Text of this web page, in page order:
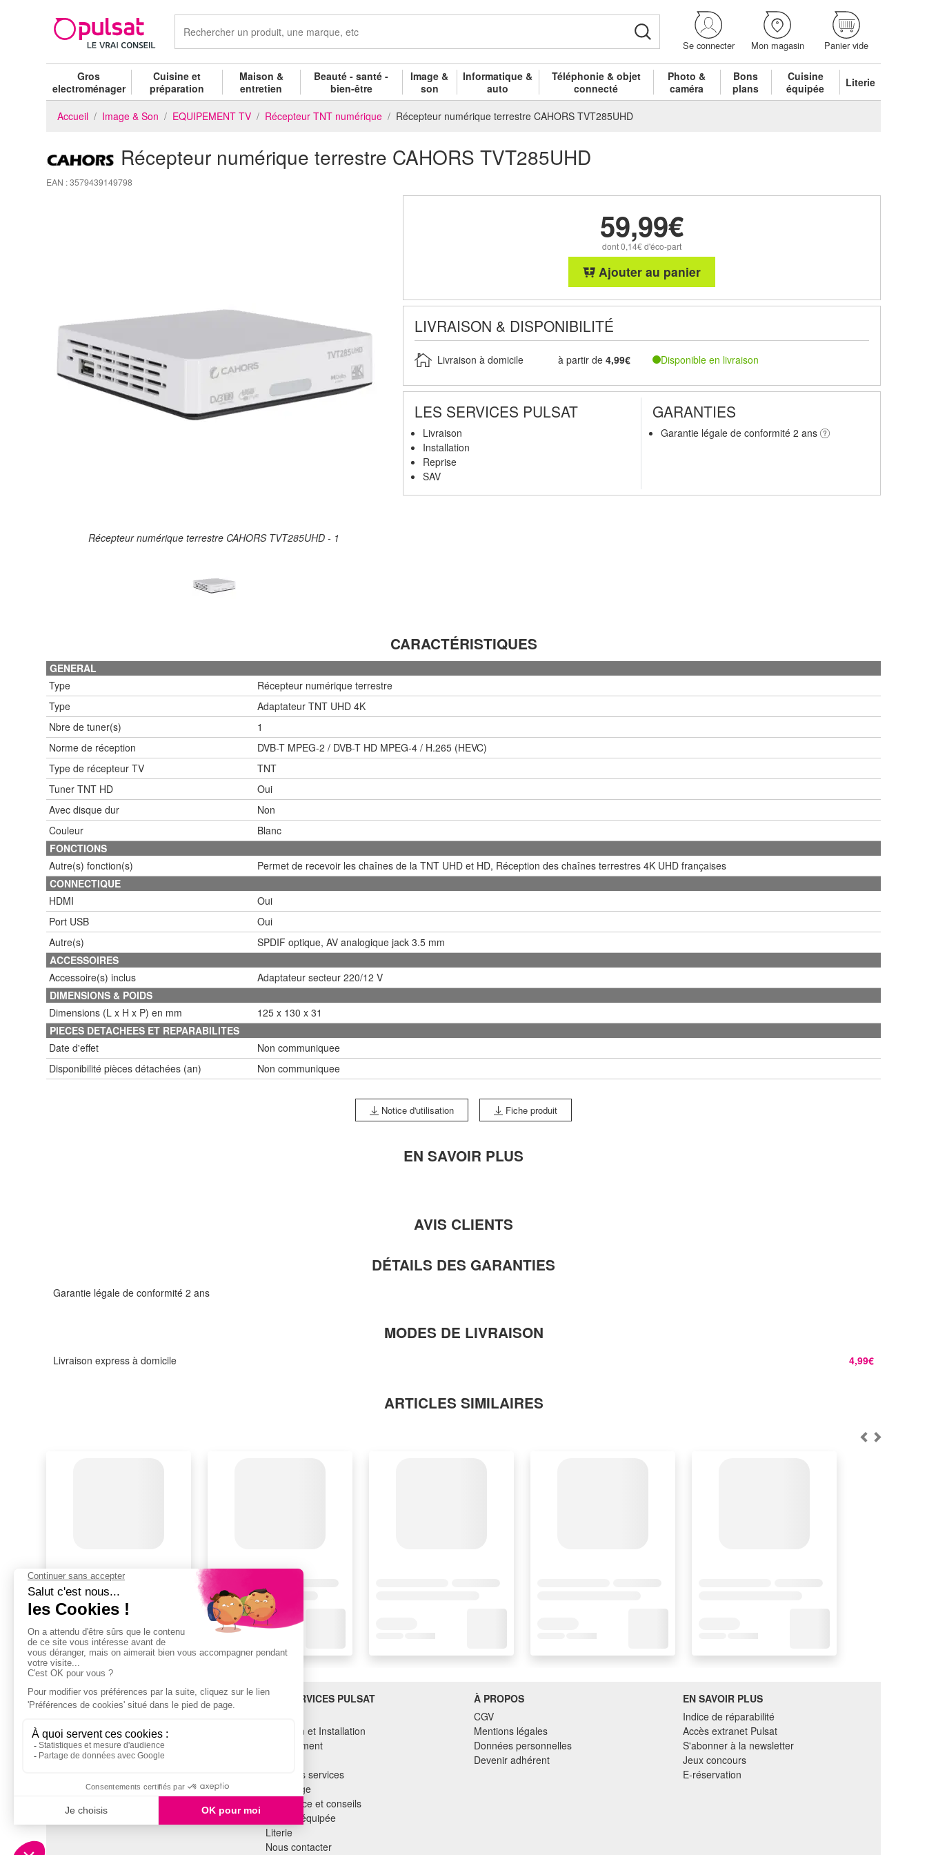
Se connecter Mon magasin Panier vide
Gros
electroménager
Cuisine et
préparation
Maison &
entretien
Beauté - santé -
bien-être
Image &
son
Informatique &
auto
Téléphonie & objet
connecté
Photo &
caméra
Bons
plans
Cuisine
équipée
Literie
Accueil Image & Son EQUIPEMENT TV Récepteur TNT numérique Récepteur numérique terrestre CAHORS TVT285UHD
Récepteur numérique terrestre CAHORS TVT285UHD
EAN : 3579439149798
Récepteur numérique terrestre CAHORS TVT285UHD - 1
59,99€
dont 0,14€ d'éco-part
Ajouter au panier
LIVRAISON & DISPONIBILITÉ
Livraison à domicile à partir de4,99€ Disponible en livraison
LES SERVICES PULSAT
Livraison
Installation
Reprise
SAV
GARANTIES
Garantie légale de conformité 2 ans
CARACTÉRISTIQUES
GENERAL
Type
Récepteur numérique terrestre
Type
Adaptateur TNT UHD 4K
Nbre de tuner(s)
1
Norme de réception
DVB-T MPEG-2 / DVB-T HD MPEG-4 / H.265 (HEVC)
Type de récepteur TV
TNT
Tuner TNT HD
Oui
Avec disque dur
Non
Couleur
Blanc
FONCTIONS
Autre(s) fonction(s)
Permet de recevoir les chaînes de la TNT UHD et HD, Réception des chaînes terrestres 4K UHD françaises
CONNECTIQUE
HDMI
Oui
Port USB
Oui
Autre(s)
SPDIF optique, AV analogique jack 3.5 mm
ACCESSOIRES
Accessoire(s) inclus
Adaptateur secteur 220/12 V
DIMENSIONS & POIDS
Dimensions (L x H x P) en mm
125 x 130 x 31
PIECES DETACHEES ET REPARABILITES
Date d'effet
Non communiquee
Disponibilité pièces détachées (an)
Non communiquee
Notice d'utilisation Fiche produit
EN SAVOIR PLUS
AVIS CLIENTS
DÉTAILS DES GARANTIES
Garantie légale de conformité 2 ans
MODES DE LIVRAISON
Livraison express à domicile 4,99€
ARTICLES SIMILAIRES
BESOIN D'AIDE ?
TROUVEZ-NOUS !
LES SERVICES PULSAT
Livraison et Installation
Financement
Tous nos services
Recyclage
Assistance et conseils
Cuisine équipée
Literie
Nous contacter
À PROPOS
CGV
Mentions légales
Données personnelles
Devenir adhérent
EN SAVOIR PLUS
Indice de réparabilité
Accès extranet Pulsat
S'abonner à la newsletter
Jeux concours
E-réservation